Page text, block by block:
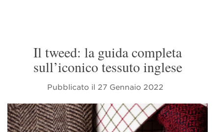
Il tweed: la guida completa
sull’iconico tessuto inglese
Pubblicato il 27 Gennaio 2022